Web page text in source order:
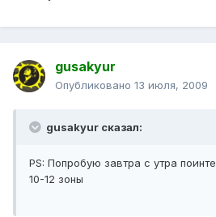
gusakyur
Опубликовано 13 июля, 2009
gusakyur сказал:
PS: Попробую завтра с утра
10-12 зоны